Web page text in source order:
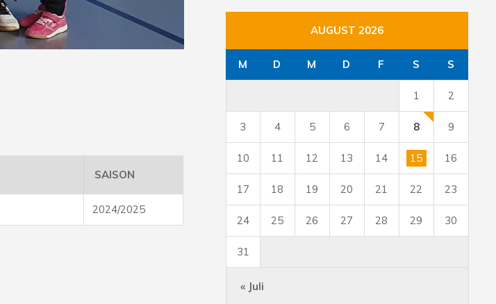
SAISON
2024/2025
AUGUST 2026
M D M D F S S
« Juli
1 2
3 4 5 6 7 8 9
10 11 12 13 14 15 16
17 18 19 20 21 22 23
24 25 26 27 28 29 30
31